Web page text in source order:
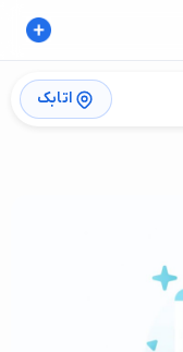
اتابک